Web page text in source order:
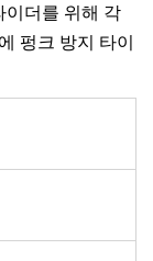
이더를 위해 각
펑크 방지 타이